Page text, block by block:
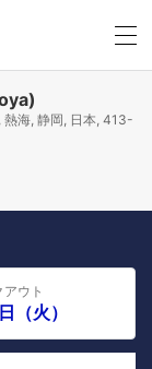
熱海, 静岡, 日本, 413-
ウト
（火）